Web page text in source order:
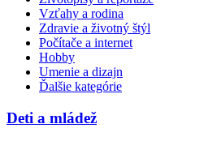
Vzťahy a rodina
Zdravie a životný štýl
Počítače a internet
Hobby
Umenie a dizajn
Ďalšie kategórie
Deti a mládež